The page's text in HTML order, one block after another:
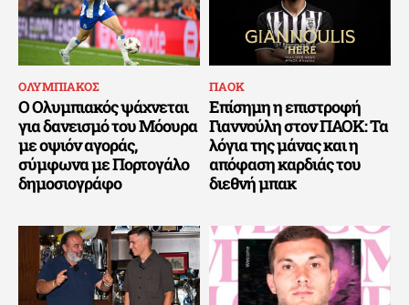
ΟΛΥΜΠΙΑΚΟΣ
Ο Ολυμπιακός ψάχνεται
για δανεισμό του Μόουρα
με οψιόν αγοράς,
σύμφωνα με Πορτογάλο
δημοσιογράφο
ΠΑΟΚ
Επίσημη η επιστροφή
Γιαννούλη στον ΠΑΟΚ: Τα
λόγια της μάνας και η
απόφαση καρδιάς του
διεθνή μπακ